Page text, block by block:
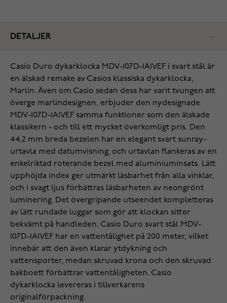
DETALJER
Casio Duro dykarklocka MDV-107D-1A1VEF i svart stål är
en älskad remake av Casios klassiska dykarklocka,
Marlin. Även om Casio sedan dess har varit tvungen att
överge marlindesignen, erbjuder den nydesignade
MDV-107D-1A1VEF samma funktioner som den älskade
klassikern - och till ett mycket överkomligt pris. Den
44,2 mm breda bezelen har en elegant svart sunray-
urtavla med datumvisning, och urtavlan flankeras av en
enkelriktad roterande bezel med aluminiuminsats. Lätt
upphöjda index ger utmärkt läsbarhet från alla vinklar,
och i svagt ljus förbättras läsbarheten av neongrönt
luminering. Det övergripande utseendet kompletteras
av lätt rundade luggar som gör att klockan sitter
bekvämt på handleden. Casio Duro svart stål MDV-
107D-1A1VEF har en vattentålighet på 200 meter, vilket
innebär att den även klarar ytdykning och
vattensporter, medan skruvad krona och den skruvad
bakboett förbättrar vattentåligheten. Casio
dykarklocka levereras i tillverkarens
originalförpackning.